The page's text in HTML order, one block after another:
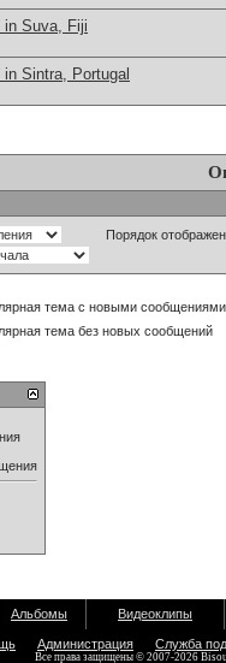
in Suva, Fiji
in Sintra, Portugal
Порядок
тема с новыми сообщениями
тема без новых сообщений
Альбомы Видеоклипы
Администрация Служба
Все права защищены © 2007-2026